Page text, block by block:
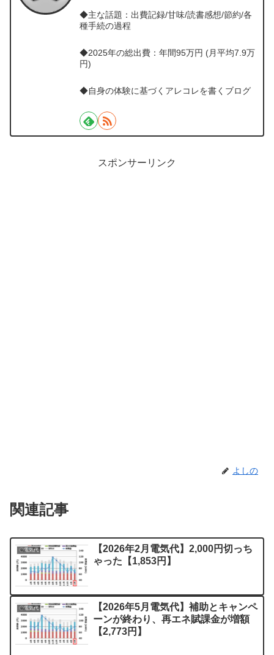
◆主な話題：出費記録/甘味/読書感想/節約/各
種手続の過程
◆2025年の総出費：年間95万円 (月平均7.9万
円)
◆自身の体験に基づくアレコレを書くブログ
スポンサーリンク
よしの
関連記事
〇電気代
【2026年2月電気代】2,000円切っち
ゃった【1,853円】
〇電気代
【2026年5月電気代】補助とキャンペ
ーンが終わり、再エネ賦課金が増額
【2,773円】